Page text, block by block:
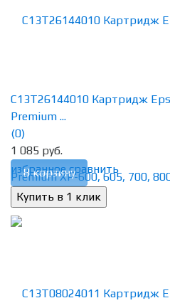
избранное сравнить
C13T26144010 Картридж
Premium ...
(0)
1 085 руб.
В корзину